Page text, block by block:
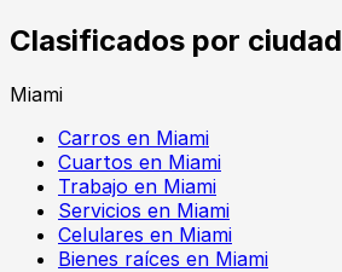
Clasificados por ciudad
Miami
Carros en Miami
Cuartos en Miami
Trabajo en Miami
Servicios en Miami
Celulares en Miami
Bienes raíces en Miami